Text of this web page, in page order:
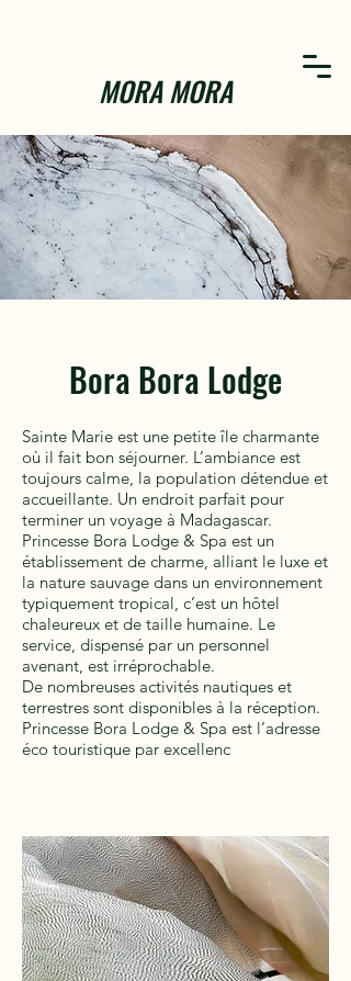
MORA MORA
Bora Bora Lodge
Sainte Marie est une petite île charmante
où il fait bon séjourner. L’ambiance est
toujours calme, la population détendue et
accueillante. Un endroit parfait pour
terminer un voyage à Madagascar.
Princesse Bora Lodge & Spa est un
établissement de charme, alliant le luxe et
la nature sauvage dans un environnement
typiquement tropical, c’est un hôtel
chaleureux et de taille humaine. Le
service, dispensé par un personnel
avenant, est irréprochable.
De nombreuses activités nautiques et
terrestres sont disponibles à la réception.
Princesse Bora Lodge & Spa est l’adresse
éco touristique par excellenc